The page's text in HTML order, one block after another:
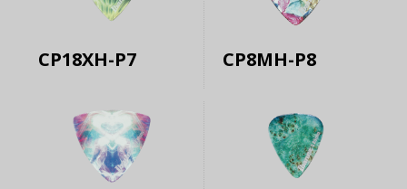
CP18XH-P7 CP8MH-P8